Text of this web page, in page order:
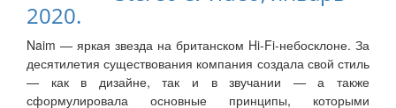
2020.
Naim — яркая звезда на британском Hi-Fi-небосклоне. За
десятилетия существования компания создала свой стиль
— как в дизайне, так и в звучании — а также
сформулировала основные принципы, которыми